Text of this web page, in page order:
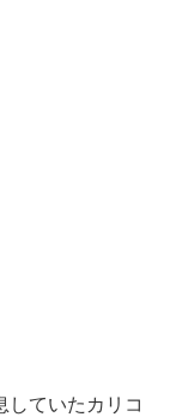
していたカリコ